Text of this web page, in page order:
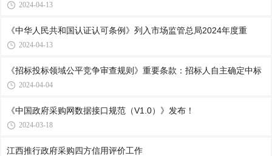
2024-04-13
《中华人民共和国认证认可条例》列入市场监管总局2024年度重
2024-04-13
《招标投标领域公平竞争审查规则》重要条款：招标人自主确定中标
2024-04-04
《中国政府采购网数据接口规范（V1.0）》发布！
2024-03-18
江西推行政府采购四方信用评价工作